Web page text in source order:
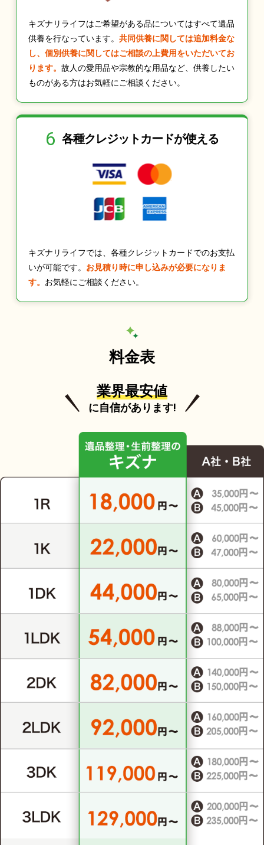
キズナリライフはご希望がある品についてはすべて遺品
供養を行なっています。 共同供養に関しては追加料金な
し、個別供養に関してはご相談の上費用をいただいてお
ります。 故人の愛用品や宗教的な用品など、供養したい
ものがある方はお気軽にご相談ください。
6 各種クレジットカードが使える
キズナリライフでは、各種クレジットカードでのお支払
いが可能です。 お見積り時に申し込みが必要になりま
す。 お気軽にご相談ください。
料金表
業界最安値
に自信があります!